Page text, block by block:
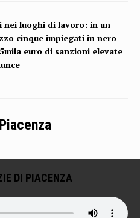
nei luoghi di lavoro: in un
cinque impiegati in nero
euro di sanzioni elevate
DI PIACENZA